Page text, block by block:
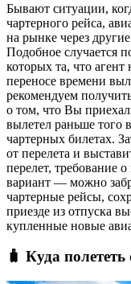
Бывают ситуации,
чартерного рейса,
на рынке через
Подобное случается
которых та, что
переносе времени
рекомендуем
о том, что Вы
вылетел раньше того
чартерных билетах.
от перелета и
перелет, требование
вариант — можно
чартерные рейсы,
приезде из отпуска
купленные новые
🧳 Куда полететь